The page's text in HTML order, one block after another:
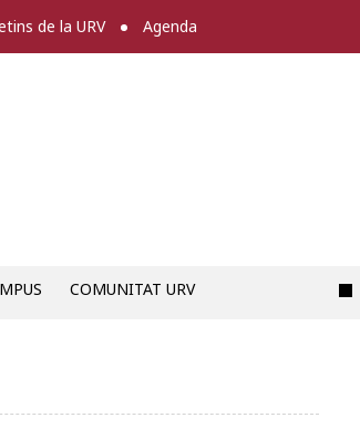
de la URV Agenda
COMUNITAT URV